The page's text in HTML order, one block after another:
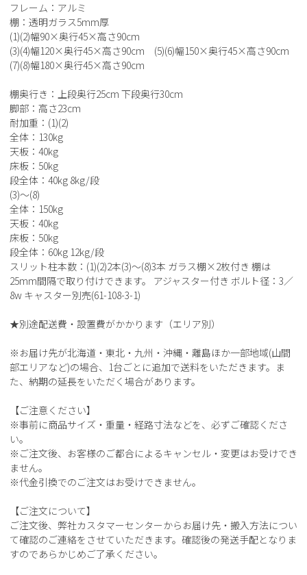
フレーム：アルミ
棚：透明ガラス5mm厚
(1)(2)幅90×奥行45×高さ90cm
(3)(4)幅120×奥行45×高さ90cm (5)(6)幅150×奥行45×高さ90cm
(7)(8)幅180×奥行45×高さ90cm
棚奥行き：上段奥行25cm 下段奥行30cm
脚部：高さ23cm
耐加重：(1)(2)
全体：130kg
天板：40kg
床板：50kg
段全体：40kg 8kg/段
(3)～(8)
全体：150kg
天板：40kg
床板：50kg
段全体：60kg 12kg/段
スリット柱本数：(1)(2)2本(3)～(8)3本 ガラス棚×2枚付き 棚は
25mm間隔で取り付けできます。 アジャスター付き ボルト径：3／
8w キャスター別売(61-108-3-1)
★別途配送費・設置費がかかります（エリア別）
※お届け先が北海道・東北・九州・沖縄・離島ほか一部地域(山間
部エリアなど)の場合、1台ごとに追加で送料をいただきます。ま
た、納期の延長をいただく場合があります。
【ご注意ください】
※事前に商品サイズ・重量・経路寸法などを、必ずご確認くださ
い。
※ご注文後、お客様のご都合によるキャンセル・変更はお受けでき
ません。
※代金引換でのご注文はお受けできません。
【ご注文について】
ご注文後、弊社カスタマーセンターからお届け先・搬入方法につい
て確認のご連絡をさせていただきます。確認後の発送手配となりま
すのであらかじめご了承ください。